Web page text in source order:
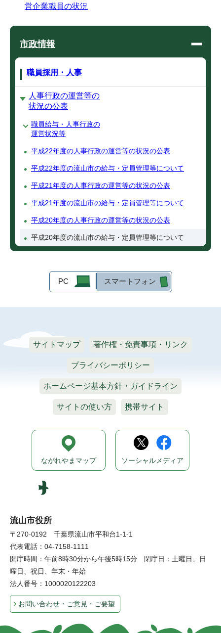
営企業職員の状況
市政情報
職員採用・人事
人事行政の運営等の
状況の公表
職員給与・人事行政の
運営状況等
平成22年度の人事行政の運営等の状況の公表
平成22年度の流山市の給与・定員管理等について
平成21年度の人事行政の運営等の状況の公表
平成21年度の流山市の給与・定員管理等について
平成20年度の人事行政の運営等の状況の公表
平成20年度の流山市の給与・定員管理等について
PC スマートフォン
サイトマップ 著作権・免責事項・リンク
プライバシーポリシー
ホームページ基本方針・ガイドライン
サイトの使い方 携帯サイト
流山市役所
〒270-0192 千葉県流山市平和台1-1-1
代表電話：04-7158-1111
開庁時間：午前8時30分から午後5時15分 閉庁日：土曜日、日
曜日、祝日、年末・年始
法人番号：1000020122203
お問い合わせ・ご意見・ご要望
ながれやまマップ ソーシャルメディア